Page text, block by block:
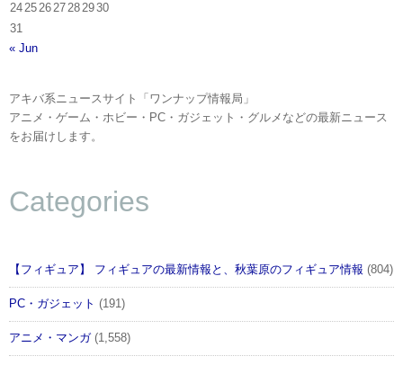
24 25 26 27 28 2930
31
« Jun
アキバ系ニュースサイト「ワンナップ情報局」
アニメ・ゲーム・ホビー・PC・ガジェット・グルメなどの最新ニュース
をお届けします。
Categories
【フィギュア】 フィギュアの最新情報と、秋葉原のフィギュア情報 (804)
PC・ガジェット (191)
アニメ・マンガ(1,558)